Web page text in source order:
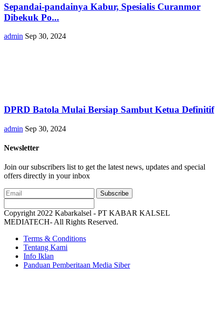
Sepandai-pandainya Kabur, Spesialis Curanmor
Dibekuk Po...
admin Sep 30, 2024
DPRD Batola Mulai Bersiap Sambut Ketua Definitif
admin Sep 30, 2024
Newsletter
Join our subscribers list to get the latest news, updates and special
offers directly in your inbox
Subscribe
Copyright 2022 Kabarkalsel - PT KABAR KALSEL
MEDIATECH- All Rights Reserved.
Terms & Conditions
Tentang Kami
Info Iklan
Panduan Pemberitaan Media Siber